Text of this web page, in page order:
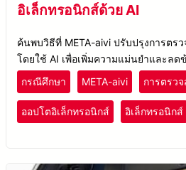
อิเล็กทรอนิกส์ด้วย AI
ค้นพบวิธีที่ META-aivi ปรับปรุงการตร
โดยใช้ AI เพื่อเพิ่มความแม่นยำและล
การตรวจสอบการบัดกรี
กรณีศึกษา META-aivi การตรว
ออปโตอิเล็กทรอนิกส์ อิเล็กทรอนิกส์